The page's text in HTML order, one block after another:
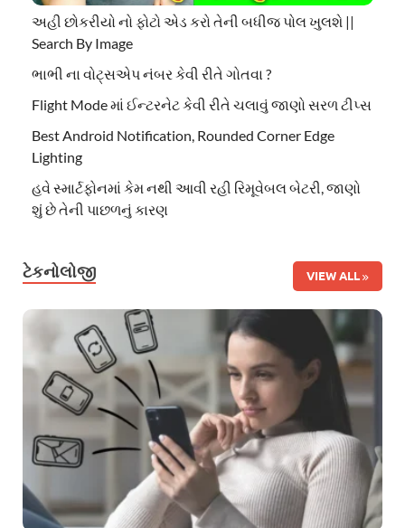
અહી છોકરીયો નો ફોટો એડ કરો તેની બધીજ પોલ ખુલશે ||
Search By Image
ભાભી ના વોટ્સએપ નંબર કેવી રીતે ગોતવા ?
Flight Mode માં ઈન્ટરનેટ કેવી રીતે ચલાવું જાણો સરળ ટીપ્સ
Best Android Notification, Rounded Corner Edge
Lighting
હવે સ્માર્ટફોનમાં કેમ નથી આવી રહી રિમૂવેબલ બેટરી, જાણો
શું છે તેની પાછળનું કારણ
ટેકનોલોજી VIEW ALL